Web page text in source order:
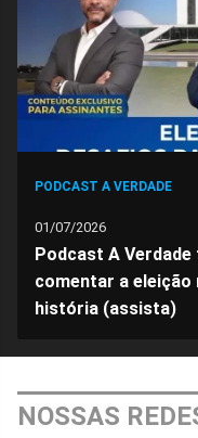
PODCAST A VERDADE
01/07/2026
Podcast A
comentar a
história (assista)
NOSSAS